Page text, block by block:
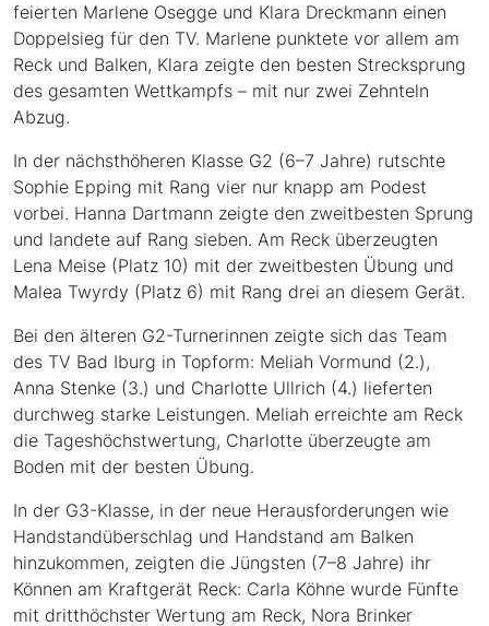
feierten Marlene Osegge und Klara Dreckmann einen
Doppelsieg für den TV. Marlene punktete vor allem am
Reck und Balken, Klara zeigte den besten Strecksprung
des gesamten Wettkampfs – mit nur zwei Zehnteln
Abzug.
In der nächsthöheren Klasse G2 (6–7 Jahre) rutschte
Sophie Epping mit Rang vier nur knapp am Podest
vorbei. Hanna Dartmann zeigte den zweitbesten Sprung
und landete auf Rang sieben. Am Reck überzeugten
Lena Meise (Platz 10) mit der zweitbesten Übung und
Malea Twyrdy (Platz 6) mit Rang drei an diesem Gerät.
Bei den älteren G2-Turnerinnen zeigte sich das Team
des TV Bad Iburg in Topform: Meliah Vormund (2.),
Anna Stenke (3.) und Charlotte Ullrich (4.) lieferten
durchweg starke Leistungen. Meliah erreichte am Reck
die Tageshöchstwertung, Charlotte überzeugte am
Boden mit der besten Übung.
In der G3-Klasse, in der neue Herausforderungen wie
Handstandüberschlag und Handstand am Balken
hinzukommen, zeigten die Jüngsten (7–8 Jahre) ihr
Können am Kraftgerät Reck: Carla Köhne wurde Fünfte
mit dritthöchster Wertung am Reck, Nora Brinker